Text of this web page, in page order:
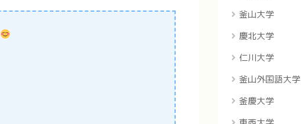
釜山大学
慶北大学
仁川大学
釜山外国語大学
釜慶大学